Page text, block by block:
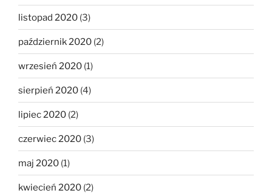
listopad 2020 (3)
październik 2020 (2)
wrzesień 2020 (1)
sierpień 2020 (4)
lipiec 2020 (2)
czerwiec 2020 (3)
maj 2020 (1)
kwiecień 2020 (2)